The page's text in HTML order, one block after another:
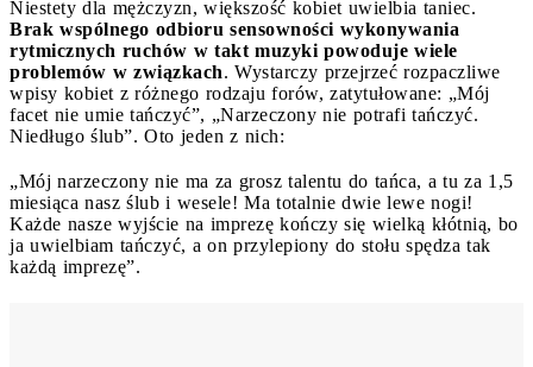
Niestety dla mężczyzn, większość kobiet uwielbia taniec.
Brak wspólnego odbioru sensowności wykonywania
rytmicznych ruchów w takt muzyki powoduje wiele
problemów w związkach. Wystarczy przejrzeć rozpaczliwe
wpisy kobiet z różnego rodzaju forów, zatytułowane: „Mój
facet nie umie tańczyć”, „Narzeczony nie potrafi tańczyć.
Niedługo ślub”. Oto jeden z nich:
„Mój narzeczony nie ma za grosz talentu do tańca, a tu za 1,5
miesiąca nasz ślub i wesele! Ma totalnie dwie lewe nogi!
Każde nasze wyjście na imprezę kończy się wielką kłótnią, bo
ja uwielbiam tańczyć, a on przylepiony do stołu spędza tak
każdą imprezę”.